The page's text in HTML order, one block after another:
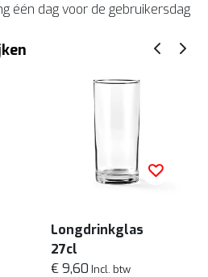
één dag voor de gebruikersdag
Longdrinkglas
27cl
€ 9,60 Incl. btw